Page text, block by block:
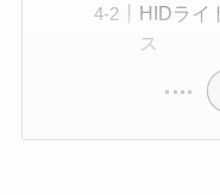
HIDライ
ス